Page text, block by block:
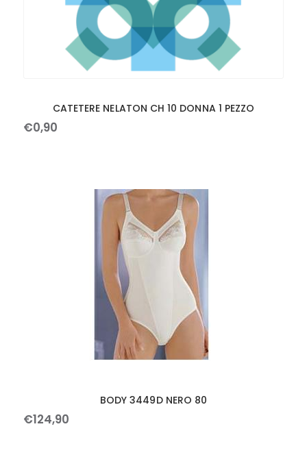
CATETERE NELATON CH 10 DONNA 1 PEZZO
€0,90
BODY 3449D NERO 80
€124,90